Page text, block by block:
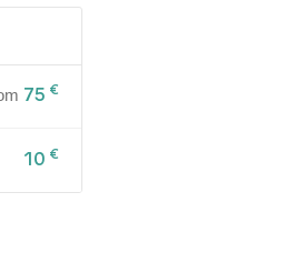
75 €
10 €